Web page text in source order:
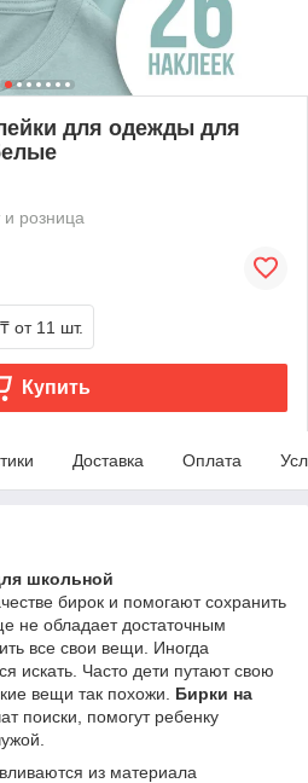
для одежды для
розница
от 11 шт.
Купить
Доставка Оплата
школьной
бирок и помогают сохранить
не обладает достаточным
все свои вещи. Иногда
искать. Часто дети путают свою
вещи так похожи. Бирки на
поиски, помогут ребенку
из материала